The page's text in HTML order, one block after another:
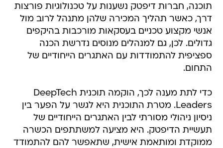
תוכנה, חברות דיפטק נשענות על טכנולוגיות פורצות
דרך, כאשר תהליך המכירה שלהן מתנהל לרוב מול
אנשי מקצוע טכניים בעסקאות מורכבות בהיקפים
גדולים. לכן, גם למנהלים מנוסים נדרשת הכנה
ספציפית להתמודדות עם האתגרים הייחודיים של
התחום.
כדי לתת מענה לכך, הוקמה תוכנית DeepTech
Leaders. מטרת התוכנית היא לגשר על הפער בין
ניסיון ניהולי מסורתי לבין האתגרים הייחודיים של
תעשיית הדיפטק. היא מציעה למשתתפים הכשרה
ממוקדת ומותאמת אישית, שתאפשר להם להתמודד